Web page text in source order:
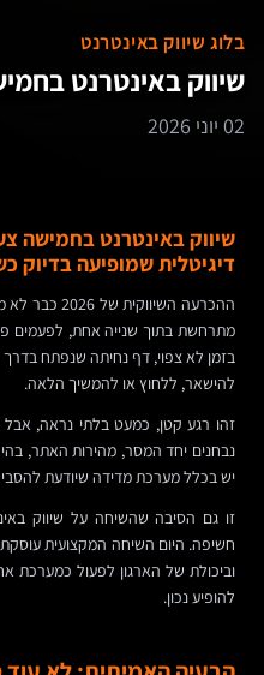
בלוג שיווק באינטרנט
שיווק באינטרנט
02 יוני 2026
שיווק באינטרנט בחמישה
דיגיטלית שמופיעה בדיוק
ההכרעה
מתרחשת בתוך שנייה אחת, לפעמים
בזמן לא צפוי, דף נחיתה שנפתח
להישאר, ללחוץ או להמשיך הלאה.
זהו רגע קטן, כמעט בלתי נראה,
נבחנים יחד המסר, מהירות האתר,
יש בכלל מערכת מדידה שיודעת
זו גם הסיבה שהשיחה על שיווק
חשיפה. היום השיחה המקצועית
וביכולת של הארגון לפעול כמערכת
להופיע נכון.